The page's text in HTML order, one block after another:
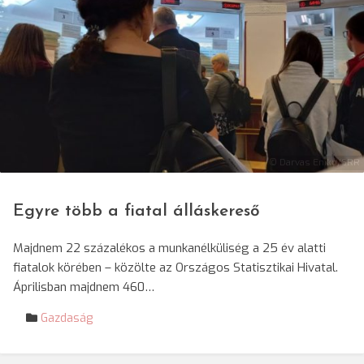
© Darvas Enikő/SRR
Egyre több a fiatal álláskereső
Majdnem 22 százalékos a munkanélküliség a 25 év alatti
fiatalok körében – közölte az Országos Statisztikai Hivatal.
Áprilisban majdnem 460…
Gazdaság